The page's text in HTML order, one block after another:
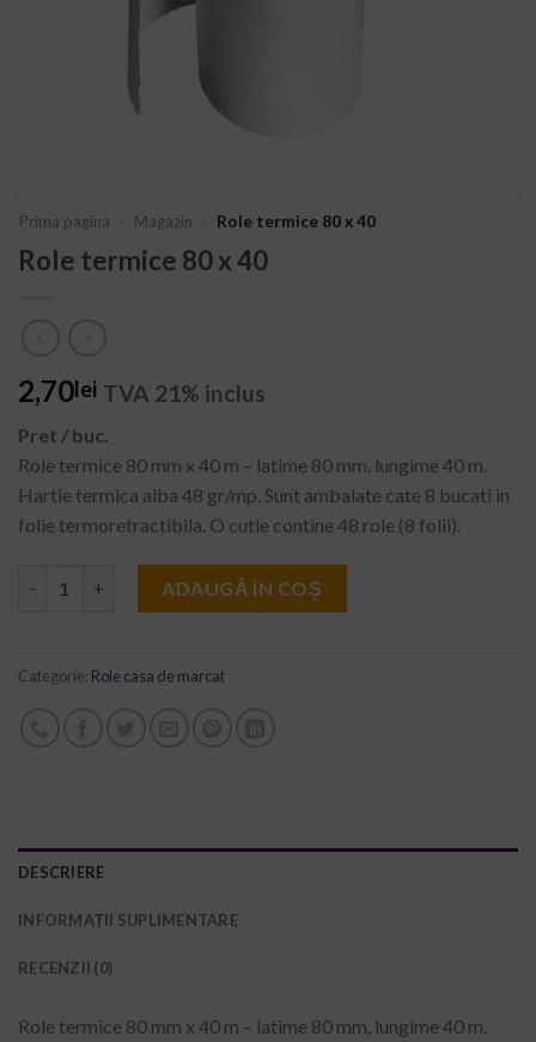
Prima pagina Magazin Role termice 80 x 40
Role termice 80 x 40
2,70lei TVA 21% inclus
Pret / buc.
Role termice 80 mm x 40 m – latime 80 mm, lungime 40 m.
Hartie termica alba 48 gr/mp. Sunt ambalate cate 8 bucati in
folie termoretractibila. O cutie contine 48 role (8 folii).
Cantitate Role termice 80 x 40
ADAUGĂ ÎN COȘ
Categorie: Role casa de marcat
DESCRIERE
INFORMAȚII SUPLIMENTARE
RECENZII (0)
Role termice 80 mm x 40 m – latime 80 mm, lungime 40 m.